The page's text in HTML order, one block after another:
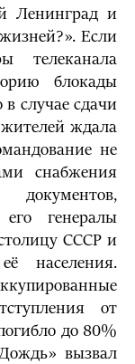
Ленинград и
Если
телеканала
блокады
случае сдачи
жителей ждала
не
снабжения
генералы
СССР и
населения.
от
до 80%
вызвал